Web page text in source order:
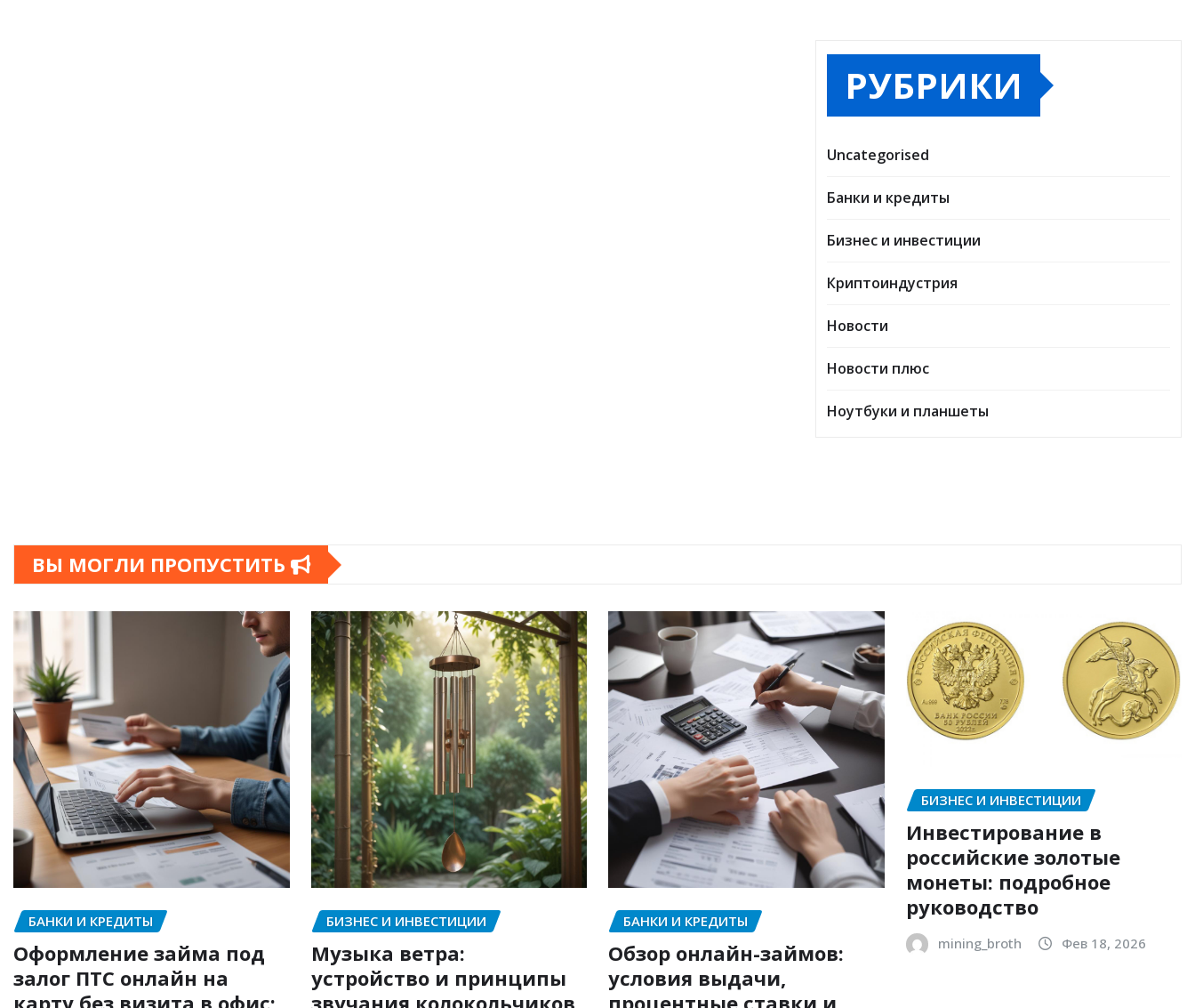
РУБРИКИ
Uncategorised
Банки и кредиты
Бизнес и инвестиции
Криптоиндустрия
Новости
Новости плюс
Ноутбуки и планшеты
ВЫ МОГЛИ ПРОПУСТИТЬ
БАНКИ И КРЕДИТЫ
Оформление займа под
залог ПТС онлайн на
БИЗНЕС И ИНВЕСТИЦИИ
Музыка ветра:
устройство и принципы
БАНКИ И КРЕДИТЫ
Обзор онлайн-займов:
условия выдачи,
БИЗНЕС И ИНВЕСТИЦИИ
Инвестирование в
российские золотые
монеты: подробное
руководство
mining_broth Фев 18, 2026